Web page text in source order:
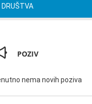
POZIV
nema novih poziva